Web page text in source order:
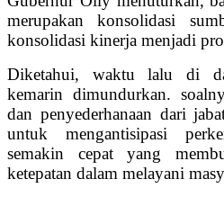
merupakan konsolidasi
konsolidasi kinerja menjadi
Diketahui, waktu lalu di
kemarin dimundurkan.
dan penyederhanaan dari
untuk mengantisipasi
semakin cepat yang
ketepatan dalam melayani